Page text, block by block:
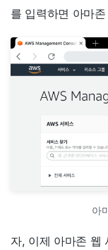
를 입력하면 아마
아
자, 이제 아마존 웹